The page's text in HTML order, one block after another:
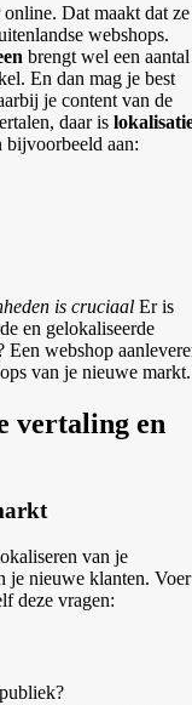
online. Dat maakt dat ze
webshops.
brengt wel een aantal
En dan mag je best
je content van de
daar is
aan:
is cruciaal Er is
en gelokaliseerde
Een webshop
van je nieuwe markt.
vertaling en
van je
je nieuwe klanten. Voer
deze vragen: